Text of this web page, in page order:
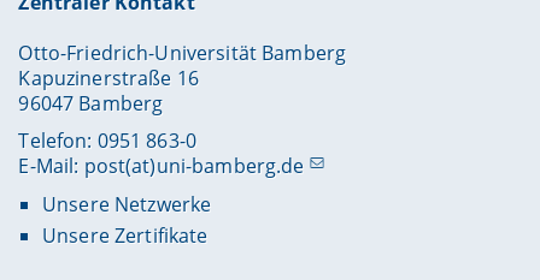
Otto-Friedrich-Universität Bamberg
Kapuzinerstraße 16
96047 Bamberg
Telefon: 0951 863-0
E-Mail: post(at)uni-bamberg.de
Unsere Netzwerke
Unsere Zertifikate